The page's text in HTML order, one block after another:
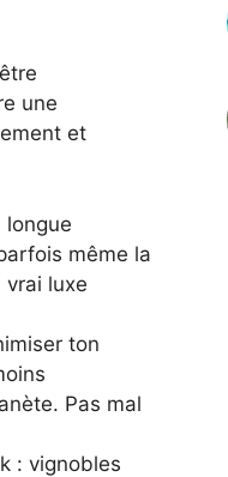
une
et
longue
même la
vrai luxe
ton
Pas mal
: vignobles